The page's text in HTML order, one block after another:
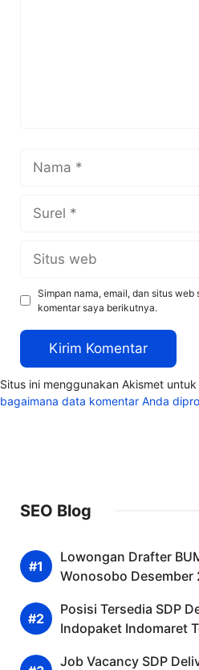
web
Simpan nama, email, dan situs
komentar saya berikutnya.
Situs ini menggunakan Akismet
bagaimana data komentar Anda
SEO Blog
Lowongan Drafter
Wonosobo Desember
Posisi Tersedia SDP
Indopaket Indomaret
Job Vacancy SDP